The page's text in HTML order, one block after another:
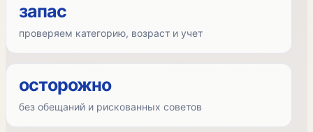
запас
проверяем категорию, возраст и учет
осторожно
без обещаний и рискованных советов